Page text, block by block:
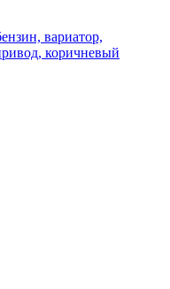
вариатор,
коричневый